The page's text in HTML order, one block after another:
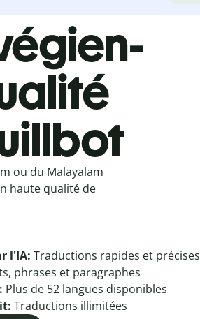
ou du Malayalam
haute qualité de
l'IA: Traductions rapides et précises
phrases et paragraphes
Plus de 52 langues disponibles
Traductions illimitées